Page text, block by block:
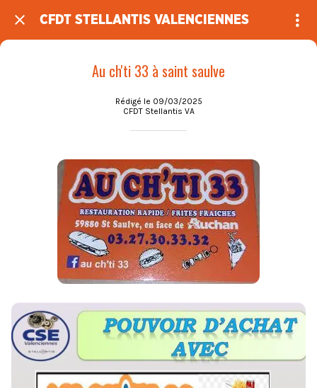
CFDT STELLANTIS VALENCIENNES
Au ch'ti 33 à saint saulve
Rédigé le 09/03/2025
CFDT Stellantis VA